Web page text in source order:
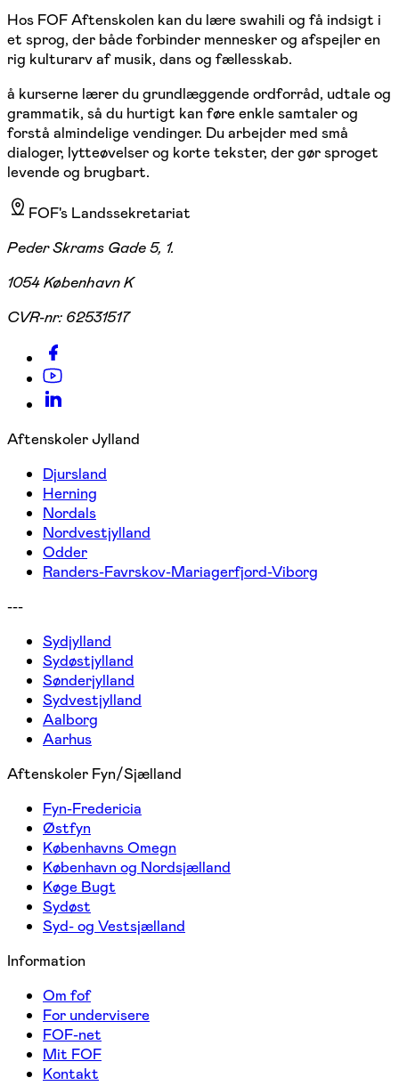
Hos FOF Aftenskolen kan du lære swahili og få indsigt i
et sprog, der både forbinder mennesker og afspejler en
rig kulturarv af musik, dans og fællesskab.
å kurserne lærer du grundlæggende ordforråd, udtale og
grammatik, så du hurtigt kan føre enkle samtaler og
forstå almindelige vendinger. Du arbejder med små
dialoger, lytteøvelser og korte tekster, der gør sproget
levende og brugbart.
FOF's Landssekretariat
Peder Skrams Gade 5, 1.
1054 København K
CVR-nr: 62531517
Aftenskoler Jylland
Djursland
Herning
Nordals
Nordvestjylland
Odder
Randers-Favrskov-Mariagerfjord-Viborg
---
Sydjylland
Sydøstjylland
Sønderjylland
Sydvestjylland
Aalborg
Aarhus
Aftenskoler Fyn/Sjælland
Fyn-Fredericia
Østfyn
Københavns Omegn
København og Nordsjælland
Køge Bugt
Sydøst
Syd- og Vestsjælland
Information
Om fof
For undervisere
FOF-net
Mit FOF
Kontakt